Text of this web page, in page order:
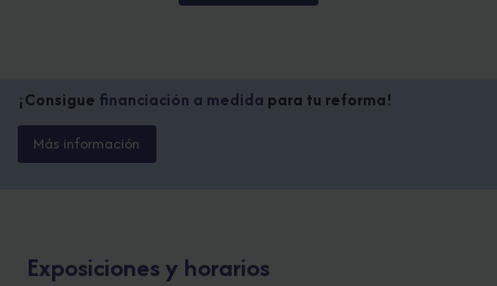
¡Consigue financiación a medida para tu reforma!
Más información
Exposiciones y horarios